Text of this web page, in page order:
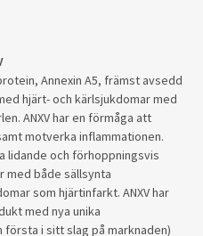
Annexin A5, främst avsedd
hjärt- och kärlsjukdomar med
ANXV har en förmåga att
motverka inflammationen.
lidande och förhoppningsvis
både sällsynta
som hjärtinfarkt. ANXV har
med nya unika
i sitt slag på marknaden)